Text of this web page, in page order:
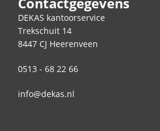
DEKAS kantoorservice
Trekschuit 14
8447 CJ Heerenveen
0513 - 68 22 66
info@dekas.nl